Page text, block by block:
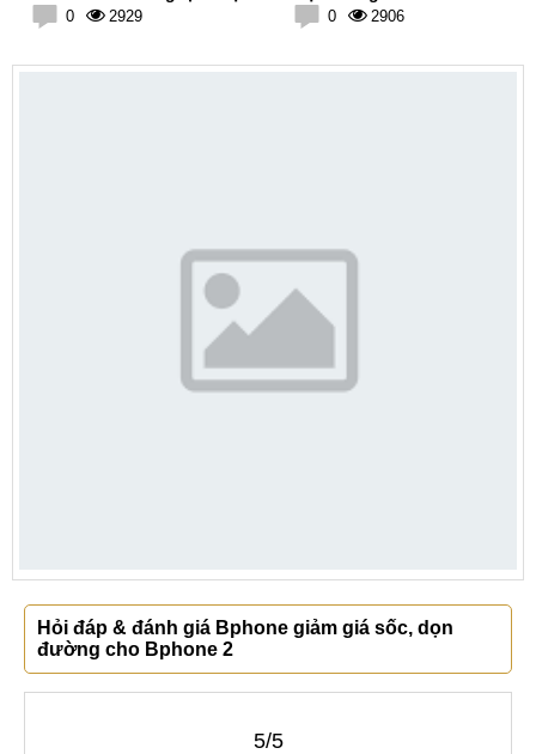
an toàn
0 2929 0 2906
Hỏi đáp & đánh giá Bphone giảm giá sốc, dọn
đường cho Bphone 2
5/5